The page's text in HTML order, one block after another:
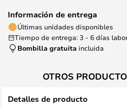
Información de entrega
Últimas unidades disponibles
Tiempo de entrega: 3 - 6 días
Bombilla gratuita incluida
OTROS
Detalles de producto